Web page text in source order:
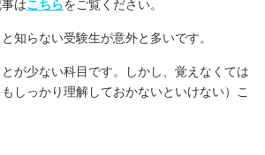
はこちらをご覧ください。
知らない受験生が意外と多いです。
が少ない科目です。しかし、覚えなくては
しっかり理解しておかないといけない）こ